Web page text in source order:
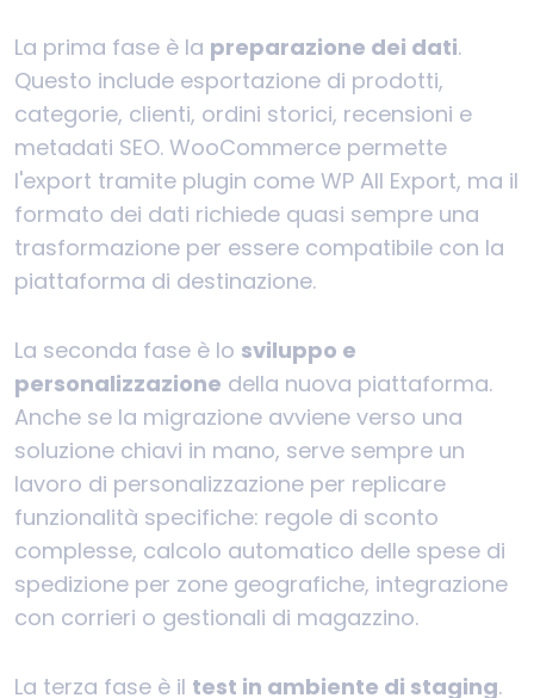
La prima fase è la preparazione dei dati.
Questo include esportazione di prodotti,
categorie, clienti, ordini storici, recensioni e
metadati SEO. WooCommerce permette
l'export tramite plugin come WP All Export, ma il
formato dei dati richiede quasi sempre una
trasformazione per essere compatibile con la
piattaforma di destinazione.
La seconda fase è lo sviluppo e
personalizzazione della nuova piattaforma.
Anche se la migrazione avviene verso una
soluzione chiavi in mano, serve sempre un
lavoro di personalizzazione per replicare
funzionalità specifiche: regole di sconto
complesse, calcolo automatico delle spese di
spedizione per zone geografiche, integrazione
con corrieri o gestionali di magazzino.
La terza fase è il test in ambiente di staging.